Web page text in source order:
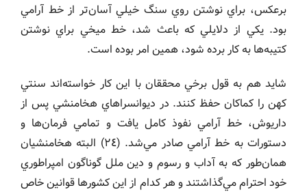
برعكس، براي نوشتن روي سنگ خيلي آسان‌تر از خط آرامي
بود. يكي از دلايلي كه باعث شد، خط ميخي براي نوشتن
كتيبه‌ها به كار برده شود، همين امر بوده است.
شايد هم به قول برخي محققان با اين كار خواسته‌اند سنتي
كهن را كماكان حفظ كنند. در ديوانسراهاي هخامنشي پس از
داريوش، خط آرامي نفوذ كامل يافت و تمامي فرمان‌ها و
دستورات به خط آرامي صادر مي‌شد. (٢٤) البته هخامنشيان
همان‌طور كه به آداب و رسوم و دين ملل گوناگون امپراطوري
خود احترام مي‌گذاشتند و هر كدام از اين كشورها قوانين خاص